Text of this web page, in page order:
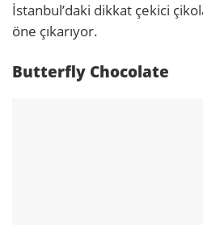
İstanbul’daki dikkat çekici
öne çıkarıyor.
Butterfly Chocolate